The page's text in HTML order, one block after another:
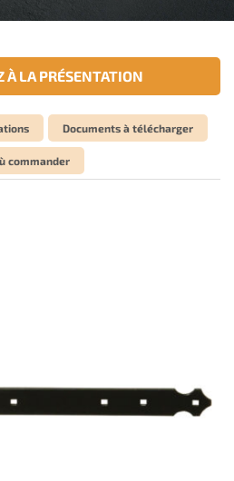
À LA PRÉSENTATION
Documents à télécharger
commander